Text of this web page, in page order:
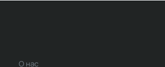
О нас